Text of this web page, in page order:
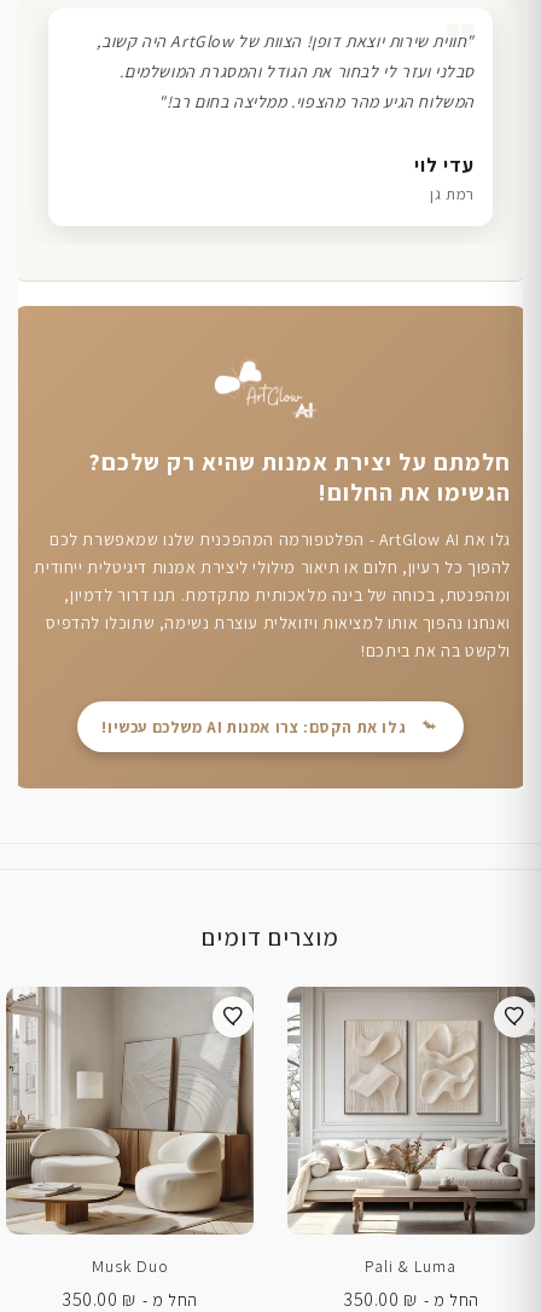
שרון כהן
תל אביב
❞
"חווית שירות יוצאת דופן! הצוות של ArtGlow היה קשוב,
סבלני ועזר לי לבחור את הגודל והמסגרת המושלמים.
המשלוח הגיע מהר מהצפוי. ממליצה בחום רב!"
עדי לוי
רמת גן
דנה גל
חיפה
ליאת ויוסי מ.
הוד השרון
חלמתם על יצירת אמנות שהיא רק שלכם?
הגשימו את החלום!
גלו את ArtGlow AI - הפלטפורמה המהפכנית שלנו שמאפשרת לכם
להפוך כל רעיון, חלום או תיאור מילולי ליצירת אמנות דיגיטלית ייחודית
ומהפנטת, בכוחה של בינה מלאכותית מתקדמת. תנו דרור לדמיון,
ואנחנו נהפוך אותו למציאות ויזואלית עוצרת נשימה, שתוכלו להדפיס
ולקשט בה את ביתכם!
גלו את הקסם: צרו אמנות AI משלכם עכשיו!
מוצרים דומים
Pali & Luma
החל מ -
350.00 ₪
Musk Duo
החל מ -
350.00 ₪